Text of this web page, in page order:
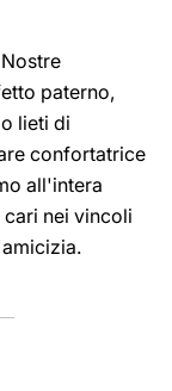
paterno,
lieti di
confortatrice
all'intera
nei vincoli